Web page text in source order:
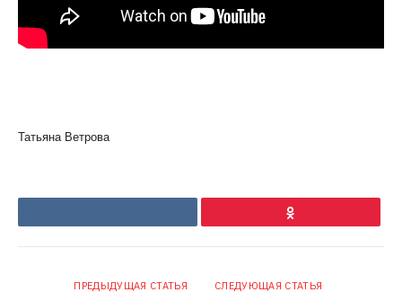
Татьяна Ветрова
Ok
ПРЕДЫДУЩАЯ СТАТЬЯ СЛЕДУЮЩАЯ СТАТЬЯ